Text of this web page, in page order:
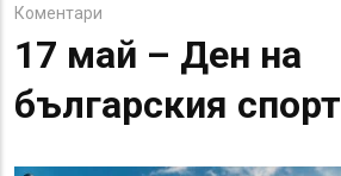
Коментари
17 май – Ден на
българския спорт